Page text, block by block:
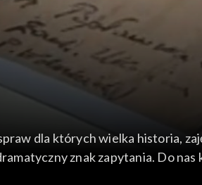
dla których wielka historia,
znak zapytania. Do
nas do udziału w